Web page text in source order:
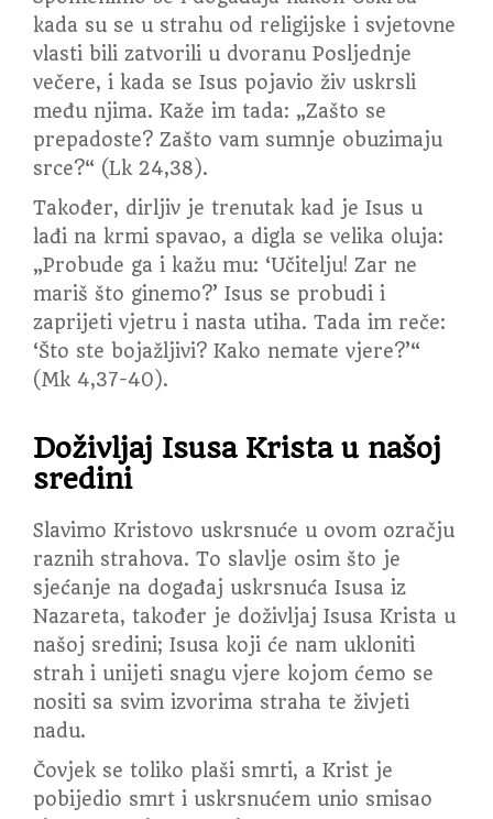
kada su se u strahu od religijske i svjetovne
vlasti bili zatvorili u dvoranu Posljednje
večere, i kada se Isus pojavio živ uskrsli
među njima. Kaže im tada: „Zašto se
prepadoste? Zašto vam sumnje obuzimaju
srce?“ (Lk 24,38).
Također, dirljiv je trenutak kad je Isus u
lađi na krmi spavao, a digla se velika oluja:
„Probude ga i kažu mu: ‘Učitelju! Zar ne
mariš što ginemo?’ Isus se probudi i
zaprijeti vjetru i nasta utiha. Tada im reče:
‘Što ste bojažljivi? Kako nemate vjere?’“
(Mk 4,37-40).
Doživljaj Isusa Krista u našoj
sredini
Slavimo Kristovo uskrsnuće u ovom ozračju
raznih strahova. To slavlje osim što je
sjećanje na događaj uskrsnuća Isusa iz
Nazareta, također je doživljaj Isusa Krista u
našoj sredini; Isusa koji će nam ukloniti
strah i unijeti snagu vjere kojom ćemo se
nositi sa svim izvorima straha te živjeti
nadu.
Čovjek se toliko plaši smrti, a Krist je
pobijedio smrt i uskrsnućem unio smisao